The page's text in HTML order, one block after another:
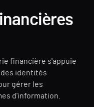
financière s'appuie
identités
gérer les
d'information.